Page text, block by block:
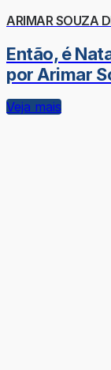
ARIMAR SOUZA
Então, é
por Arimar
Veja mais